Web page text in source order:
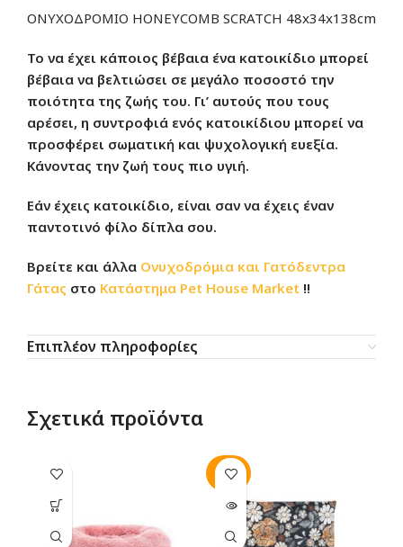
ΟΝΥΧΟΔΡΟΜΙΟ HONEYCOMB SCRATCH 48x34x138cm
Το να έχει κάποιος βέβαια ένα κατοικίδιο μπορεί
βέβαια να βελτιώσει σε μεγάλο ποσοστό την
ποιότητα της ζωής του. Γι’ αυτούς που τους
αρέσει, η συντροφιά ενός κατοικίδιου μπορεί να
προσφέρει σωματική και ψυχολογική ευεξία.
Κάνοντας την ζωή τους πιο υγιή.
Εάν έχεις κατοικίδιο, είναι σαν να έχεις έναν
παντοτινό φίλο δίπλα σου.
Βρείτε και άλλα Ονυχοδρόμια και Γατόδεντρα
Γάτας στο Κατάστημα Pet House Market !!
Επιπλέον πληροφορίες
Σχετικά προϊόντα
SOLD
OUT